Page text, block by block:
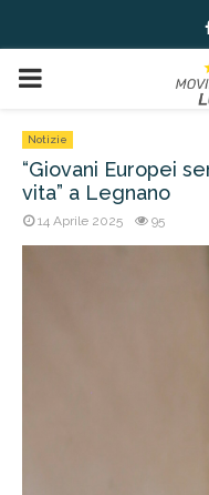
PRIMARY
MENU
Notizie
“Giovani Europei
vita” a Legnano
14 Aprile 2025 95